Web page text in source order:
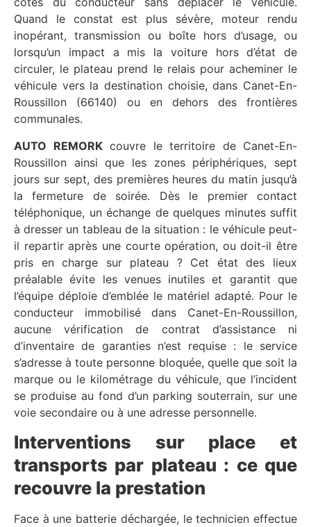
Quand le constat est plus sévère, moteur rendu
inopérant, transmission ou boîte hors d’usage, ou
lorsqu’un impact a mis la voiture hors d’état de
circuler, le plateau prend le relais pour acheminer le
véhicule vers la destination choisie, dans Canet-En-
Roussillon (66140) ou en dehors des frontières
communales.
AUTO REMORKcouvre le territoire de Canet-En-
Roussillon ainsi que les zones périphériques, sept
jours sur sept, des premières heures du matin jusqu’à
la fermeture de soirée. Dès le premier contact
téléphonique, un échange de quelques minutes suffit
à dresser un tableau de la situation : le véhicule peut-
il repartir après une courte opération, ou doit-il être
pris en charge sur plateau ? Cet état des lieux
préalable évite les venues inutiles et garantit que
l’équipe déploie d’emblée le matériel adapté. Pour le
conducteur immobilisé dans Canet-En-Roussillon,
aucune vérification de contrat d’assistance ni
d’inventaire de garanties n’est requise : le service
s’adresse à toute personne bloquée, quelle que soit la
marque ou le kilométrage du véhicule, que l’incident
se produise au fond d’un parking souterrain, sur une
voie secondaire ou à une adresse personnelle.
Interventions sur place et
transports par plateau : ce que
recouvre la prestation
Face à une batterie déchargée, le technicien effectue